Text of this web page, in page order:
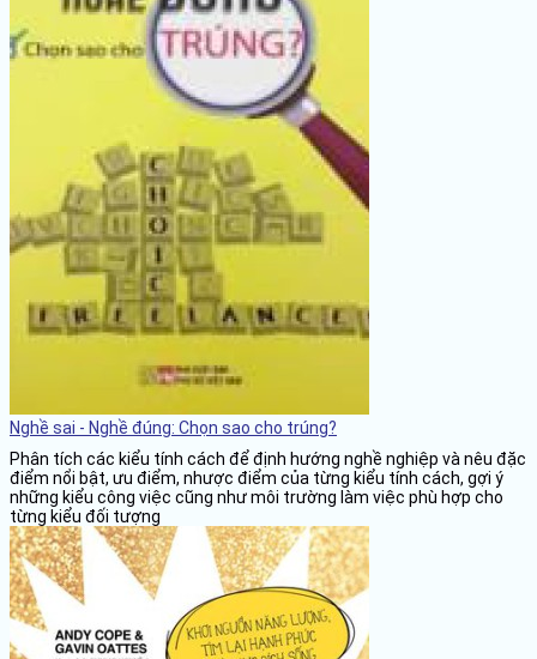
Nghề sai - Nghề đúng: Chọn sao cho trúng?
Phân tích các kiểu tính cách để định hướng nghề nghiệp và nêu đặc
điểm nổi bật, ưu điểm, nhược điểm của từng kiểu tính cách, gợi ý
những kiểu công việc cũng như môi trường làm việc phù hợp cho
từng kiểu đối tượng